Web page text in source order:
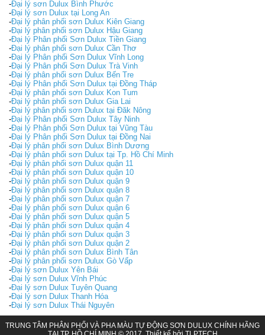
-Đại lý sơn Dulux Bình Phước
-Đại lý sơn Dulux tại Long An
-Đại lý phân phối sơn Dulux Kiên Giang
-Đại lý phân phối sơn Dulux Hậu Giang
-Đại lý Phân phối Sơn Dulux Tiền Giang
-Đại lý phân phối sơn Dulux Cần Thơ
-Đại lý Phân phối Sơn Dulux Vĩnh Long
-Đại lý Phân phối Sơn Dulux Trà Vinh
-Đại lý phân phối sơn Dulux Bến Tre
-Đại lý Phân phối Sơn Dulux tại Đồng Tháp
-Đại lý phân phối sơn Dulux Kon Tum
-Đại lý phân phối sơn Dulux Gia Lai
-Đại lý phân phối sơn Dulux tại Đăk Nông
-Đại lý Phân phối Sơn Dulux Tây Ninh
-Đại lý Phân phối Sơn Dulux tại Vũng Tàu
-Đại lý Phân phối Sơn Dulux tại Đồng Nai
-Đại lý phân phối sơn Dulux Bình Dương
-Đại lý phân phối sơn Dulux tại Tp. Hồ Chí Minh
-Đại lý phân phối sơn Dulux quận 11
-Đại lý phân phối sơn Dulux quận 10
-Đại lý phân phối sơn Dulux quận 9
-Đại lý phân phối sơn Dulux quận 8
-Đại lý phân phối sơn Dulux quận 7
-Đại lý phân phối sơn Dulux quận 6
-Đại lý phân phối sơn Dulux quận 5
-Đại lý phân phối sơn Dulux quận 4
-Đại lý phân phối sơn Dulux quận 3
-Đại lý phân phối sơn Dulux quận 2
-Đại lý phân phối sơn Dulux Bình Tân
-Đại lý phân phối sơn Dulux Gò Vấp
-Đại lý sơn Dulux Yên Bái
-Đại lý sơn Dulux Vĩnh Phúc
-Đại lý sơn Dulux Tuyên Quang
-Đại lý sơn Dulux Thanh Hóa
-Đại lý sơn Dulux Thái Nguyên
TRUNG TÂM PHÂN PHỐI VÀ PHA MÀU TỰ ĐỘNG SƠN DULUX CHÍNH HÃNG